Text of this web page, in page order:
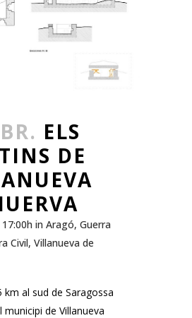
ELS
DE
in Aragó, Guerra
Civil, Villanueva de
km al sud de Saragossa
municipi de Villanueva